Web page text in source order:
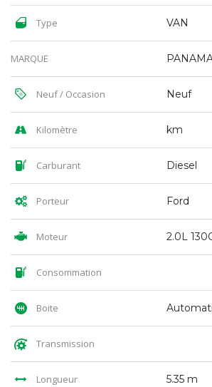
Type VAN
MARQUE
Neuf / Occasion Neuf
Kilomètre km
Carburant Diesel
Porteur Ford
Moteur 2.0L
Consommation
Boite
Transmission
Longueur 5.35 m